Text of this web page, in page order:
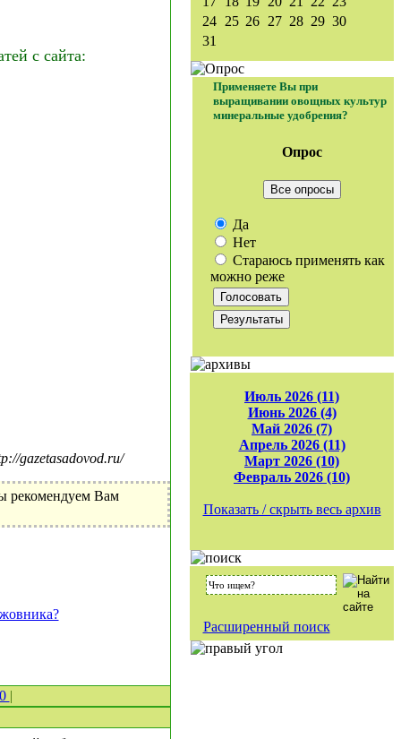
с сайта:
gazetasadovod.ru/
рекомендуем Вам
|
24 25 26 27 28 29 30
31
Применяете Вы при
выращивании овощных культур
минеральные удобрения?
Опрос
Все опросы
Да
Нет
Стараюсь применять как
можно реже
Июль 2026 (11)
Июнь 2026 (4)
Май 2026 (7)
Апрель 2026 (11)
Март 2026 (10)
Февраль 2026 (10)
Показать / скрыть весь архив
Расширенный поиск